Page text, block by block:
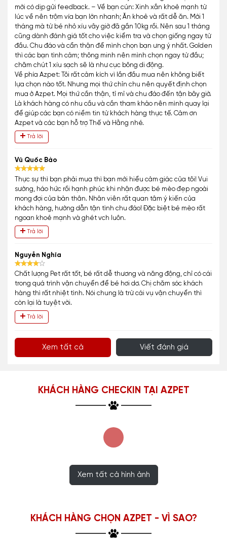
mới có dịp gửi feedback. – Về bạn cún: Xinh xắn khoẻ mạnh từ
lúc về nên trộm vía bạn lớn nhanh; Ăn khoẻ và rất dễ ăn. Mới 1
tháng mà từ bé nhỏ xíu vây giờ đã gần 10kg rồi. Nên sau 1 tháng
cũng dành đánh giá tốt cho việc kiểm tra và chọn giống ngay từ
đầu. Chu đáo và cẩn thận để mình chọn bạn ưng ý nhất. Golden
thì các bạn tình cảm; thông minh nên mình chọn ngay từ đầu;
chăm chút 1 xíu sạch sẽ là như cục bông di động.
Về phía Azpet: Tôi rất cảm kích vì lần đầu mua nên không biết
lựa chọn nào tốt. Nhưng mọi thứ chỉn chu nên quyết định chọn
mua ở Azpet. Mọi thứ cần thận, tỉ mỉ và chu đáo đến tận bây giờ.
Là khách hàng có nhu cầu và cần tham khảo nên mình quay lại
để giúp các bạn có niềm tin từ khách hàng thực tế. Cảm ơn
Azpet và các bạn hỗ trợ Thế và Hằng nhé.
Trả lời
Vũ Quốc Bảo
Thực sự thì bạn phải mua thì bạn mới hiểu cảm giác của tôi! Vui
sướng, háo hức rồi hạnh phúc khi nhận được bé mèo đẹp ngoài
mong đợi của bản thân. Nhân viên rất quan tâm ý kiến của
khách hàng, hướng dẫn tận tình chu đáo! Đặc biệt bé mèo rất
ngoan khoẻ mạnh và ghét vch luôn.
Trả lời
Nguyễn Nghĩa
Chất lượng Pet rất tốt, bé rất dễ thương và năng động, chỉ có cái
trong quá trình vận chuyển để bé hơi dơ. Chị chăm sóc khách
hàng thì rất nhiệt tình. Nói chung là trừ cái vụ vận chuyển thì
còn lại là tuyệt vời.
Trả lời
Xem tất cả Viết đánh giá
KHÁCH HÀNG CHECKIN TẠI AZPET
Xem tất cả hình ảnh
KHÁCH HÀNG CHỌN AZPET - VÌ SAO?